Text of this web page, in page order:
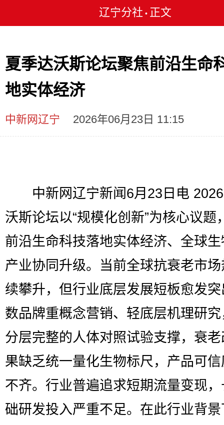
辽宁分社 • 正文
夏季达沃斯论坛聚焦前沿生命
地实体经济
中新网辽宁 2026年06月23日 11:15
中新网辽宁新闻6月23日电 2026
沃斯论坛以“规模化创新”为核心议题
前沿生命科技落地实体经济、全球
产业协同升级。当前全球抗衰老市
续攀升，但行业底层发展短板愈发
数品牌重概念营销、轻底层机理研
分层完整的人体对照试验支撑，衰
果缺乏统一量化生物标尺，产品可
不齐。行业普遍追求短期流量变现
础研发投入严重不足。在此行业背